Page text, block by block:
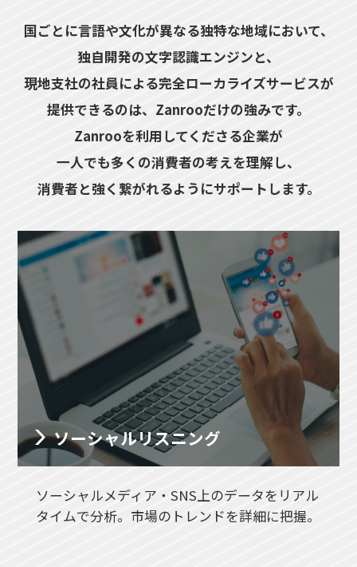
国ごとに言語や文化が異なる独特な地域において、
独自開発の文字認識エンジンと、
現地支社の社員による完全ローカライズサービスが
提供できるのは、Zanrooだけの強みです。
Zanrooを利用してくださる企業が
一人でも多くの消費者の考えを理解し、
消費者と強く繋がれるようにサポートします。
ソーシャルリスニング
ソーシャルメディア・SNS上のデータをリアル
タイムで分析。市場のトレンドを詳細に把握。